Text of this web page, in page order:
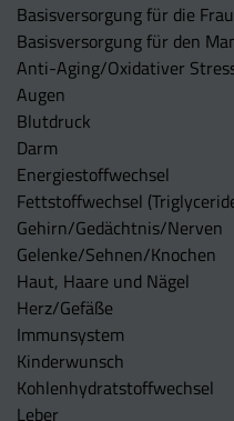
Basisversorgung für die Frau
Basisversorgung für den
Anti-Aging/Oxidativer
Augen
Blutdruck
Darm
Energiestoffwechsel
Fettstoffwechsel
Gehirn/Gedächtnis/Nerven
Gelenke/Sehnen/Knochen
Haut, Haare und Nägel
Herz/Gefäße
Immunsystem
Kinderwunsch
Kohlenhydratstoffwechsel
Leber